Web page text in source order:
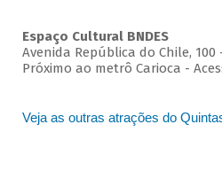
Espaço Cultural BNDES
Avenida República do Chile, 100
Próximo ao metrô Carioca -
Veja as outras atrações do